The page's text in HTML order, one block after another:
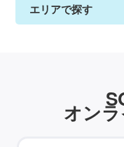
エリアで探す
オン